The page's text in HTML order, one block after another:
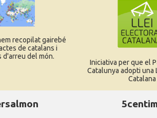
Consolat general a Marseille
Consolat general a Montpellier
Consolat general a Paris
recopilat gairebé
de catalans i
d'arreu del món.
Iniciativa per que el
Catalunya adopti una
Catalana